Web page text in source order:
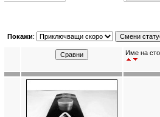
Покажи:
Име на